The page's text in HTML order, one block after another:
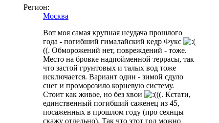
Регион:
Москва
Вот моя самая крупная неудача прошлого
года - погибший гималайский кедр Фукс
((. Обморожений нет, повреждений - тоже.
Место на бровке надпойменной террасы, так
что застой грунтовых и талых вод тоже
исключается. Вариант один - зимой сдуло
снег и проморозило корневую систему.
Стоит как живое, но без хвои
((. Кстати,
единственный погибший саженец из 45,
посаженных в прошлом году (про сеянцы
скажу отдельно). Так что этот год можно